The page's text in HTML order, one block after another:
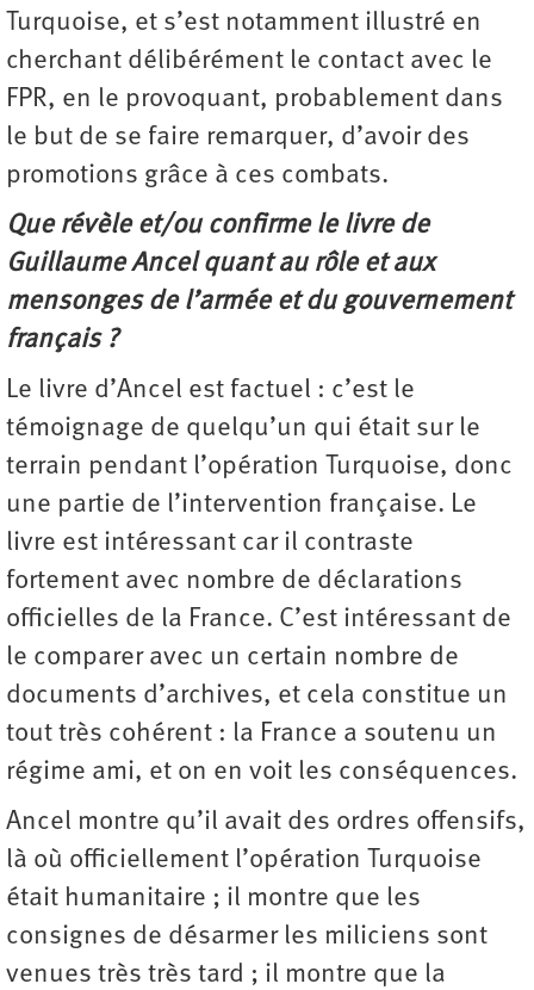
Turquoise, et s’est notamment illustré en
cherchant délibérément le contact avec le
FPR, en le provoquant, probablement dans
le but de se faire remarquer, d’avoir des
promotions grâce à ces combats.
Que révèle et/ou confirme le livre de
Guillaume Ancel quant au rôle et aux
mensonges de l’armée et du gouvernement
français ?
Le livre d’Ancel est factuel : c’est le
témoignage de quelqu’un qui était sur le
terrain pendant l’opération Turquoise, donc
une partie de l’intervention française. Le
livre est intéressant car il contraste
fortement avec nombre de déclarations
officielles de la France. C’est intéressant de
le comparer avec un certain nombre de
documents d’archives, et cela constitue un
tout très cohérent : la France a soutenu un
régime ami, et on en voit les conséquences.
Ancel montre qu’il avait des ordres offensifs,
là où officiellement l’opération Turquoise
était humanitaire ; il montre que les
consignes de désarmer les miliciens sont
venues très très tard ; il montre que la